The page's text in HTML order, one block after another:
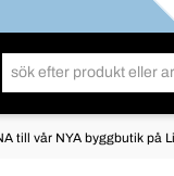
till vår NYA byggbutik på